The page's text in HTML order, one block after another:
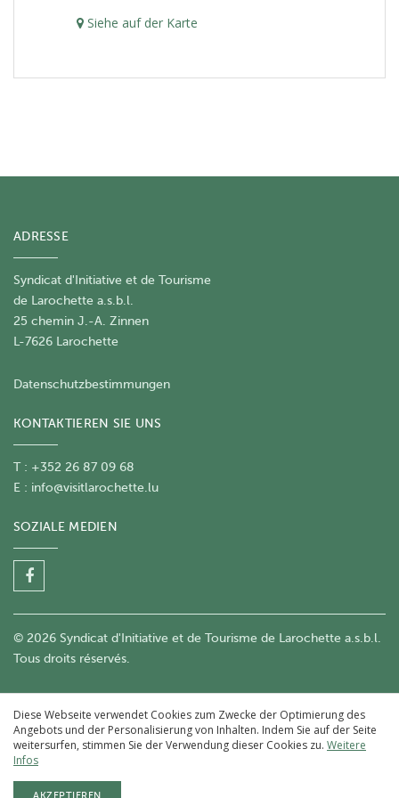
Siehe auf der Karte
ADRESSE
Syndicat d'Initiative et de Tourisme
de Larochette a.s.b.l.
25 chemin J.-A. Zinnen
L-7626 Larochette
Datenschutzbestimmungen
KONTAKTIEREN SIE UNS
T : +352 26 87 09 68
E : info@visitlarochette.lu
SOZIALE MEDIEN
© 2026 Syndicat d'Initiative et de Tourisme de Larochette a.s.b.l.
Tous droits réservés.
Diese Webseite verwendet Cookies zum Zwecke der Optimierung des
Angebots und der Personalisierung von Inhalten. Indem Sie auf der Seite
weitersurfen, stimmen Sie der Verwendung dieser Cookies zu. Weitere
Infos
AKZEPTIEREN